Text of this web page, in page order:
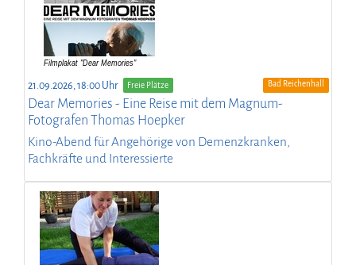
21.09.2026, 18:00 Uhr Freie Plätze Bad Reichenhall
Dear Memories - Eine Reise mit dem Magnum-
Fotografen Thomas Hoepker
Kino-Abend für Angehörige von Demenzkranken,
Fachkräfte und Interessierte